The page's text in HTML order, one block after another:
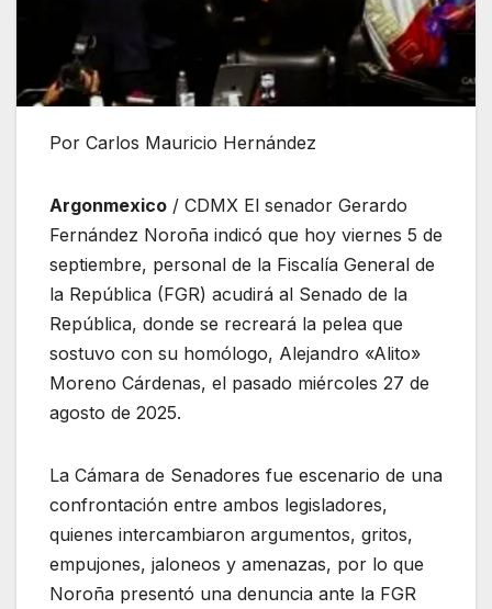
Por Carlos Mauricio Hernández
Argonmexico / CDMX El senador Gerardo
Fernández Noroña indicó que hoy viernes 5 de
septiembre, personal de la Fiscalía General de
la República (FGR) acudirá al Senado de la
República, donde se recreará la pelea que
sostuvo con su homólogo, Alejandro «Alito»
Moreno Cárdenas, el pasado miércoles 27 de
agosto de 2025.
La Cámara de Senadores fue escenario de una
confrontación entre ambos legisladores,
quienes intercambiaron argumentos, gritos,
empujones, jaloneos y amenazas, por lo que
Noroña presentó una denuncia ante la FGR